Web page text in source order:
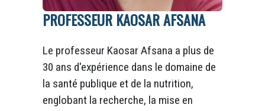
PROFESSEUR KAOSAR AFSANA
Le professeur Kaosar Afsana a plus de
30 ans d'expérience dans le domaine de
la santé publique et de la nutrition,
englobant la recherche, la mise en